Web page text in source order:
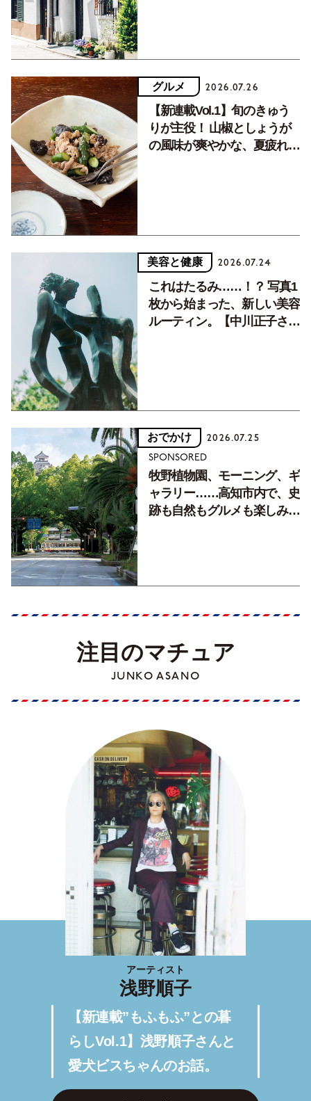
グルメ 2026.07.26
【新連載Vol.1】旬のきゅう
りが主役！ 山椒としょうが
の風味が爽やかな、夏疲れを
美容と健康 2026.07.24
これはたるみ……！？ 写真1
枚から始まった、新しい美容
ルーティン。【中川正子さん
おでかけ 2026.07.25
SPONSORED
牧野植物園、モーニング、ギ
ャラリー……高知市内で、史
跡も自然もグルメも楽しみ尽
注目のマチュア
JUNKO ASANO
アーティスト
浅野順子
【新連載”もふもふ”との暮
らしVol.1】浅野順子さんと
愛犬ビスちゃんのお話。